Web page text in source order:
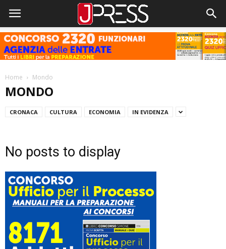
Home Mondo
MONDO
CRONACA CULTURA ECONOMIA IN EVIDENZA
No posts to display